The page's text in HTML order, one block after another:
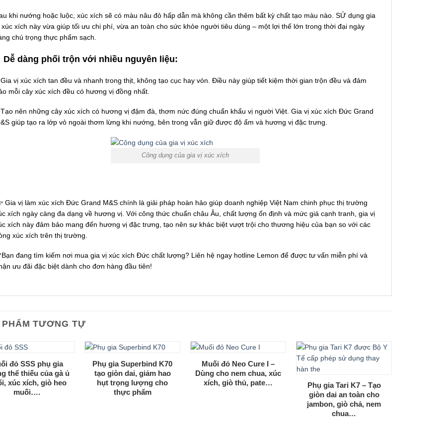
khi nướng hoặc luộc, xúc xích sẽ có màu nâu đỏ hấp dẫn mà không cần thêm bất kỳ chất tạo màu nào. SỬ dụng gia
xúc xích này vừa giúp tối ưu chi phí, vừa an toàn cho sức khỏe người tiêu dùng – một lợi thế lớn trong thời đại ngày
chú trọng thực phẩm sạch.
Dễ dàng phối trộn với nhiều nguyên liệu:
vị xúc xích tan đều và nhanh trong thịt, không tạo cục hay vón. Điều này giúp tiết kiệm thời gian trộn đều và đảm
mỗi cây xúc xích đều có hương vị đồng nhất.
nên những cây xúc xích có hương vị đậm đà, thơm nức đúng chuẩn khẩu vị người Việt. Gia vị xúc xích Đức Grand
giúp tạo ra lớp vỏ ngoài thơm lừng khi nướng, bên trong vẫn giữ được độ ẩm và hương vị đặc trưng.
Công dụng của gia vị xúc xích
Gia vị làm xúc xích Đức Grand M&S chính là giải pháp hoàn hảo giúp doanh nghiệp Việt Nam chinh phục thị trường
xích ngày càng đa dạng về hương vị. Với công thức chuẩn châu Âu, chất lượng ổn định và mức giá cạnh tranh, gia vị
xích này đảm bảo mang đến hương vị đặc trưng, tạo nên sự khác biệt vượt trội cho thương hiệu của bạn so với các
xúc xích trên thị trường.
đang tìm kiếm nơi mua gia vị xúc xích Đức chất lượng? Liên hệ ngay hotline Lemon để được tư vấn miễn phí và
ưu đãi đặc biệt dành cho đơn hàng đầu tiên!
PHẨM TƯƠNG TỰ
đỏ SSS phụ gia
thể thiếu của gà ủ
xúc xích, giò heo
muối….
Phụ gia Superbind K70
tạo giòn dai, giảm hao
hụt trọng lượng cho
thực phẩm
Muối đỏ Neo Cure I –
Dùng cho nem chua, xúc
xích, giò thủ, pate…
Phụ gia Tari K7 – Tạo
giòn dai an toàn cho
jambon, giò chả, nem
chua…